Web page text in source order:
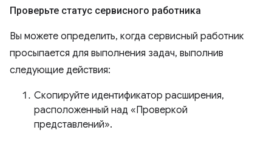
Проверьте статус сервисного работника
Вы можете определить, когда сервисный работник
просыпается для выполнения задач, выполнив
следующие действия:
Скопируйте идентификатор расширения,
расположенный над «Проверкой
представлений».